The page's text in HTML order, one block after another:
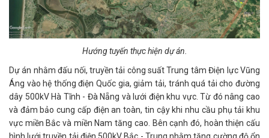
Hướng tuyến thực hiện dự án.
Dự án nhằm đấu nối, truyền tải công suất Trung tâm Điện lực Vũng
Áng vào hệ thống điện Quốc gia, giảm tải, tránh quá tải cho đường
dây 500kV Hà Tĩnh - Đà Nẵng và lưới điện khu vực. Từ đó nâng cao
và đảm bảo cung cấp điện an toàn, tin cậy khi nhu cầu phụ tải khu
vực miền Bắc và miền Nam tăng cao. Bên cạnh đó, hoàn thiện cấu